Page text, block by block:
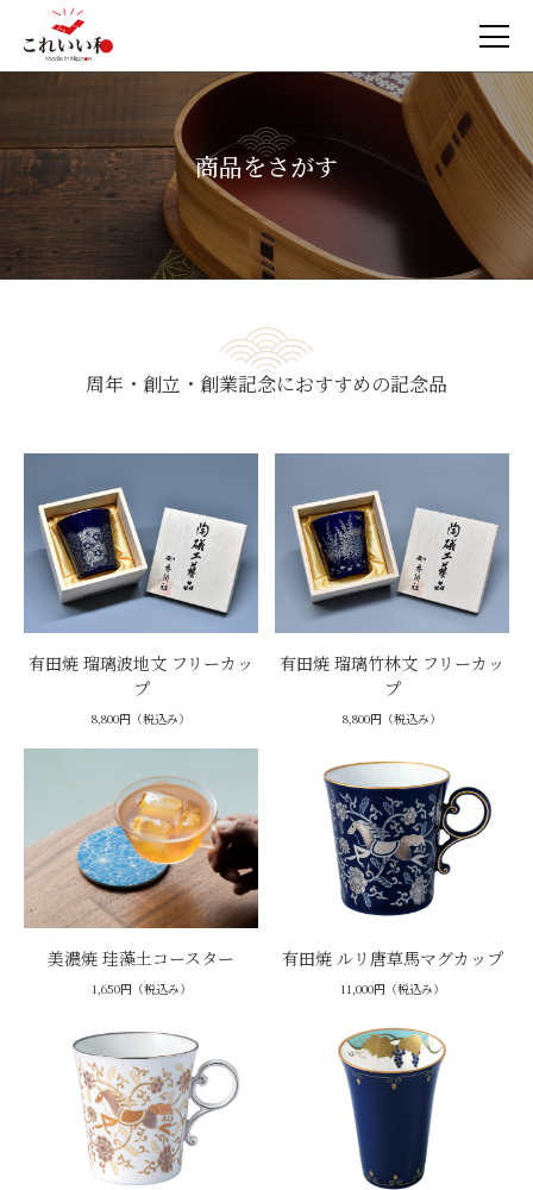
商品をさがす
周年・創立・創業記念におすすめの記念品
有田焼 瑠璃波地文 フリーカッ
プ
8,800円（税込み）
有田焼 瑠璃竹林文 フリーカッ
プ
8,800円（税込み）
美濃焼 珪藻土コースター
1,650円（税込み）
有田焼 ルリ唐草馬マグカップ
11,000円（税込み）